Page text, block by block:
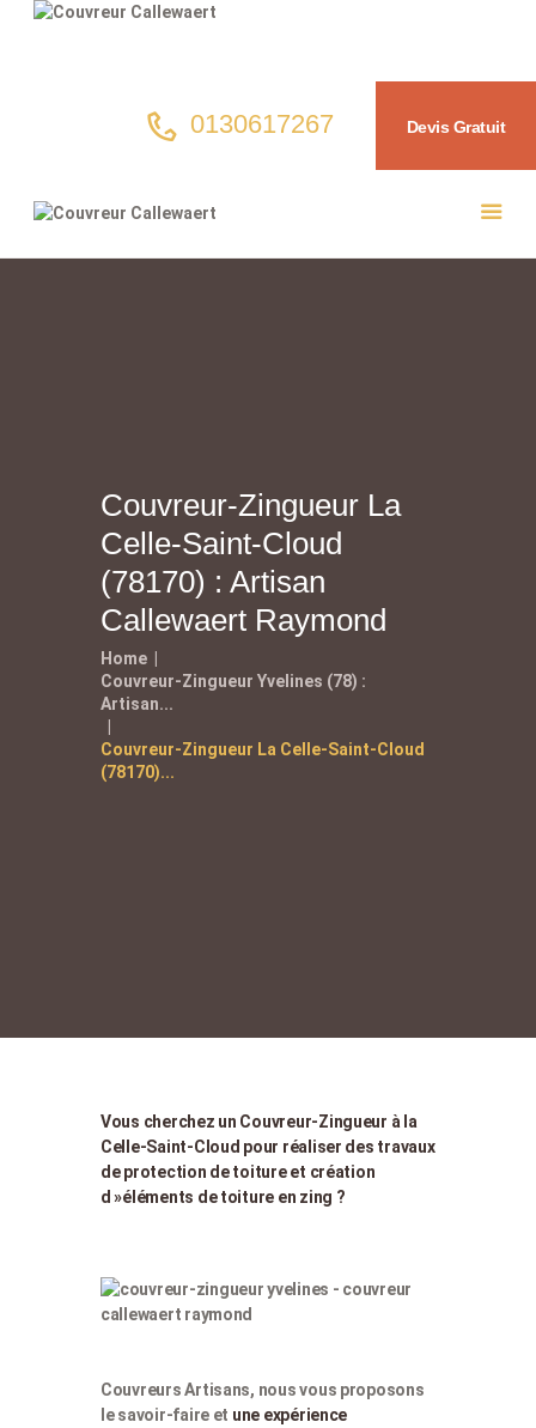
0130617267 Devis Gratuit
Couvreur-Zingueur La
Celle-Saint-Cloud
(78170) : Artisan
Callewaert Raymond
Home
Couvreur-Zingueur Yvelines (78) :
Artisan...
Couvreur-Zingueur La Celle-Saint-Cloud
(78170)...
Entretien
Vous cherchez un Couvreur-Zingueur à la
Celle-Saint-Cloud pour réaliser des travaux
de protection de toiture et création
d »éléments de toiture en zing ?
Couvreurs Artisans, nous vous proposons
le savoir-faire et une expérience